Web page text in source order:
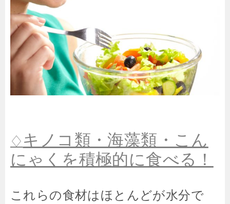
♢キノコ類・海藻類・こん
にゃくを積極的に食べる！
これらの食材はほとんどが水分で